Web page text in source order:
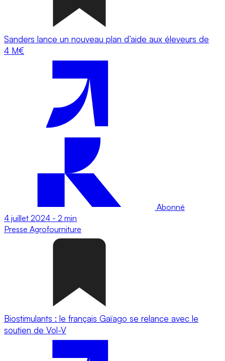
Sanders lance un nouveau plan d’aide aux éleveurs de
4 M€
Abonné
4 juillet 2024 - 2 min
Presse Agrofourniture
Biostimulants : le français Gaïago se relance avec le
soutien de Vol-V